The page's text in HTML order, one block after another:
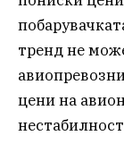
тренд не
цени на